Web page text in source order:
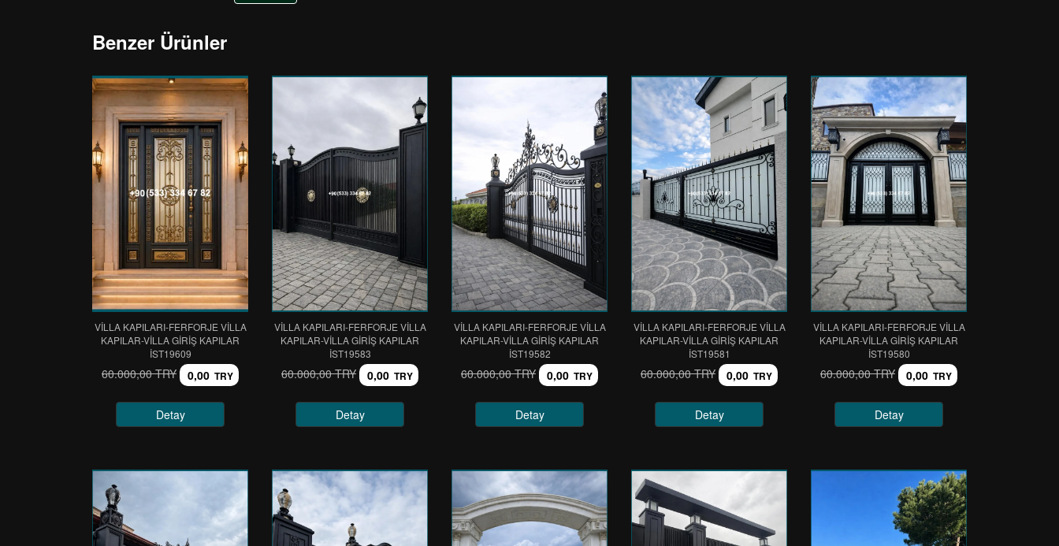
Benzer Ürünler
VİLLA KAPILARI-FERFORJE VİLLA
KAPILAR-VİLLA GİRİŞ KAPILAR
IST19609
60.000,00 TRY 0,00 TRY
Detay
VİLLA KAPILARI-FERFORJE VİLLA
KAPILAR-VİLLA GİRİŞ KAPILAR
IST19583
60.000,00 TRY 0,00 TRY
Detay
VİLLA KAPILARI-FERFORJE VİLLA
KAPILAR-VİLLA GİRİŞ KAPILAR
IST19582
60.000,00 TRY 0,00 TRY
Detay
VİLLA KAPILARI-FERFORJE VİLLA
KAPILAR-VİLLA GİRİŞ KAPILAR
IST19581
60.000,00 TRY 0,00 TRY
Detay
VİLLA KAPILARI-FERFORJE VİLLA
KAPILAR-VİLLA GİRİŞ KAPILAR
IST19580
60.000,00 TRY 0,00 TRY
Detay